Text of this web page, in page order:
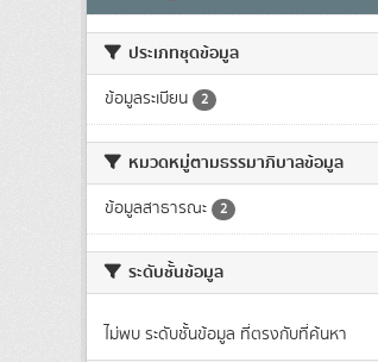
ประเภทชุดข้อมูล
ข้อมูลระเบียน 2
หมวดหมู่ตามธรรมาภิบาลข้อมูล
ข้อมูลสาธารณะ 2
ระดับชั้นข้อมูล
ไม่พบ ระดับชั้นข้อมูล ที่ตรงกับที่ค้นหา